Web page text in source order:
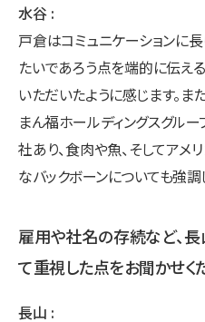
水谷
戸倉はコミュニケーションに
たいであろう点を端的に伝え
いただいたように感じます。ま
まん福ホールディングスグル
社あり、食肉や魚、そしてアメ
なバックボーンについても強調
雇用や社名の存続など、
て重視した点をお聞かせく
長山